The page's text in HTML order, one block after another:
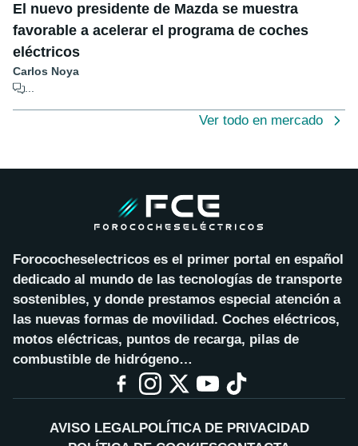
El nuevo presidente de Mazda se muestra
favorable a acelerar el programa de coches
eléctricos
Carlos Noya
Ver todo en mercado
Forococheselectricos es el primer portal en español
dedicado al mundo de las tecnologías de transporte
sostenibles, y donde prestamos especial atención a
las nuevas formas de movilidad. Coches eléctricos,
motos eléctricas, puntos de recarga, pilas de
combustible de hidrógeno…
AVISO LEGALPOLÍTICA DE PRIVACIDAD